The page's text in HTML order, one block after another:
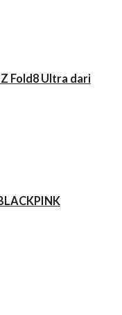
Fold8 Ultra dari